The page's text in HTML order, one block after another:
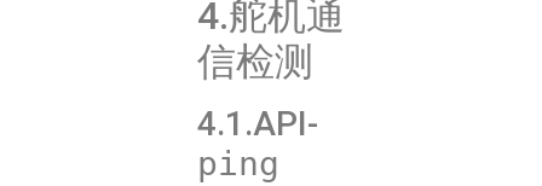
4.舵机通
信检测
4.1.API-
ping